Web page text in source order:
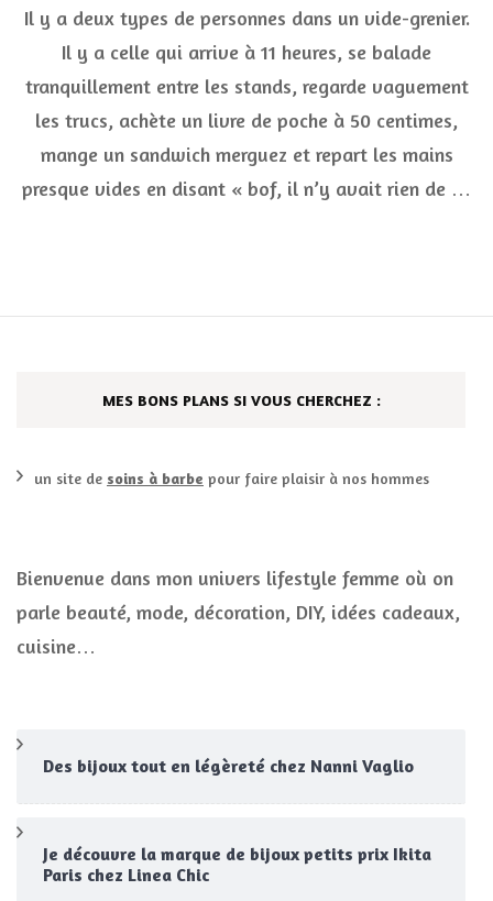
Il y a deux types de personnes dans un vide-grenier.
Il y a celle qui arrive à 11 heures, se balade
tranquillement entre les stands, regarde vaguement
les trucs, achète un livre de poche à 50 centimes,
mange un sandwich merguez et repart les mains
presque vides en disant « bof, il n’y avait rien de …
MES BONS PLANS SI VOUS CHERCHEZ :
un site de soins à barbe pour faire plaisir à nos hommes
Bienvenue dans mon univers lifestyle femme où on
parle beauté, mode, décoration, DIY, idées cadeaux,
cuisine…
Des bijoux tout en légèreté chez Nanni Vaglio
Je découvre la marque de bijoux petits prix Ikita
Paris chez Linea Chic